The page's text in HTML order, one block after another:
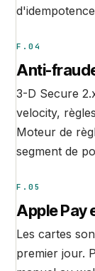
F.04
Anti-
3-D Secure
velocity,
Moteur de
segment de
F.05
Apple Pay
Les cartes
premier jour.